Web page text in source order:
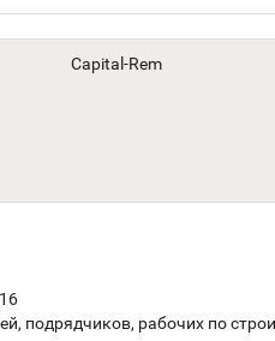
Сapital-Rem
подрядчиков, рабочих по